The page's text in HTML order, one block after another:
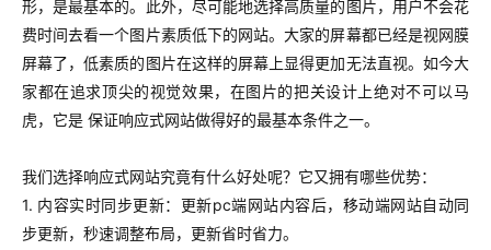
形，是最基本的。此外，尽可能地选择高质量的图片，用户不会花
费时间去看一个图片素质低下的网站。大家的屏幕都已经是视网膜
屏幕了，低素质的图片在这样的屏幕上显得更加无法直视。如今大
家都在追求顶尖的视觉效果，在图片的把关设计上绝对不可以马
虎，它是 保证响应式网站做得好的最基本条件之一。
我们选择响应式网站究竟有什么好处呢？它又拥有哪些优势：
1. 内容实时同步更新：更新pc端网站内容后，移动端网站自动同
步更新，秒速调整布局，更新省时省力。